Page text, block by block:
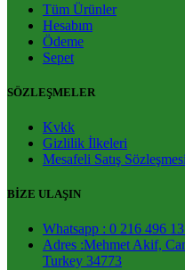
Tüm Ürünler
Hesabım
Ödeme
Sepet
SÖZLEŞMELER
Kvkk
Gizlilik İlkeleri
Mesafeli Satış Sözleşmesi
BİZE ULAŞIN
Whatsapp : 0 216 496
Adres :Mehmet Akif,
Turkey 34773